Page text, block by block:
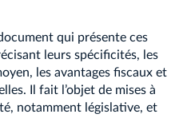
qui présente ces
leurs spécificités, les
les avantages fiscaux et
Il fait l’objet de mises à
notamment législative, et